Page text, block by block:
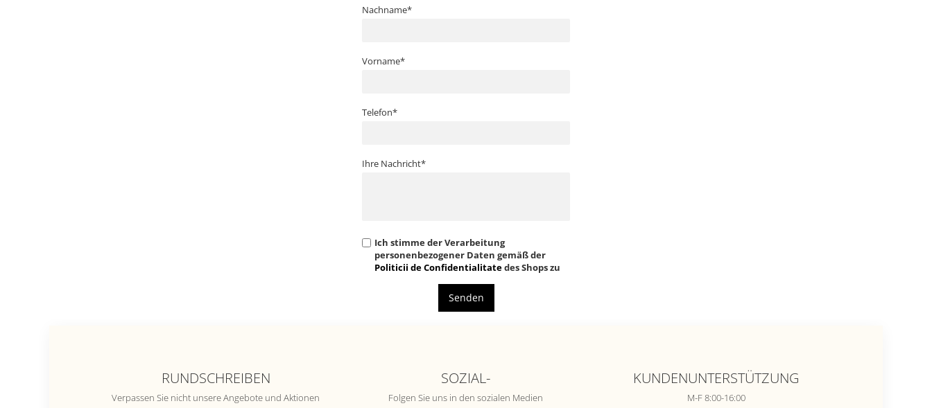
Nachname*
Vorname*
Telefon*
Ihre Nachricht*
Ich stimme der Verarbeitung
personenbezogener Daten gemäß der
Politicii de Confidentialitatedes Shops zu
Senden
RUNDSCHREIBEN
Verpassen Sie nicht unsere Angebote und Aktionen
SOZIAL-
Folgen Sie uns in den sozialen Medien
KUNDENUNTERSTÜTZUNG
M-F 8:00-16:00